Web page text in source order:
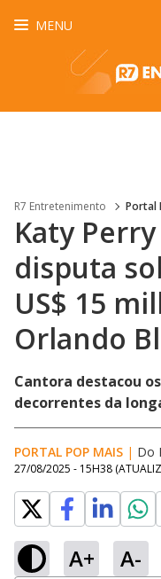
MENU
R7 Entretenimento Portal
Katy
disputa
US$ 15
Orlando
Cantora destacou
decorrentes da
PORTAL POP MAIS | Do
27/08/2025 - 15H38
A+ A-